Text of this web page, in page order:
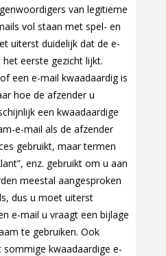
van legitieme
vol staan met spel- en
uiterst duidelijk dat de e-
eerste gezicht lijkt.
een e-mail kwaadaardig is
hoe de afzender u
een kwaadaardige
e-mail als de afzender
gebruikt, maar termen
enz. gebruikt om u aan
meestal aangesproken
dus u moet uiterst
e-mail u vraagt een bijlage
te gebruiken. Ook
kwaadaardige e-